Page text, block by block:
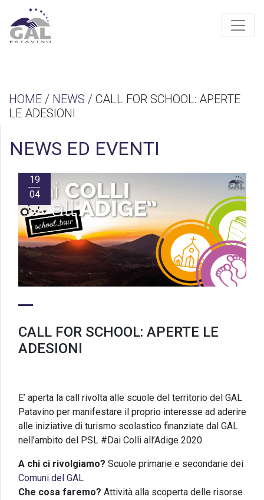
HOME / NEWS / CALL FOR SCHOOL: APERTE
LE ADESIONI
NEWS ED EVENTI
19
04
CALL FOR SCHOOL: APERTE LE
ADESIONI
E’ aperta la call rivolta alle scuole del territorio del GAL
Patavino per manifestare il proprio interesse ad aderire
alle iniziative di turismo scolastico finanziate dal GAL
nell’ambito del PSL #Dai Colli all’Adige 2020.
A chi ci rivolgiamo? Scuole primarie e secondarie dei
Comuni del GAL
Che cosa faremo? Attività alla scoperta delle risorse